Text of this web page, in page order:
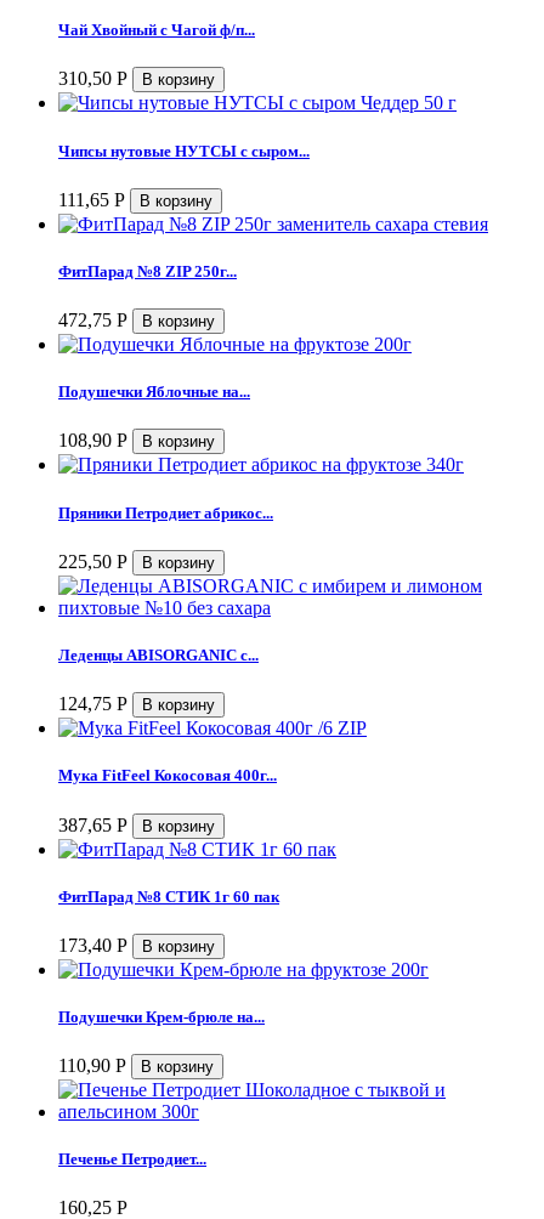
Чай Хвойный с Чагой ф/п...
310,50 Р
Чипсы нутовые НУТСЫ с сыром...
111,65 Р
ФитПарад №8 ZIP 250г...
472,75 Р
Подушечки Яблочные на...
108,90 Р
Пряники Петродиет абрикос...
225,50 Р
Леденцы ABISORGANIC с...
124,75 Р
Мука FitFeel Кокосовая 400г...
387,65 Р
ФитПарад №8 СТИК 1г 60 пак
173,40 Р
Подушечки Крем-брюле на...
110,90 Р
Печенье Петродиет...
160,25 Р